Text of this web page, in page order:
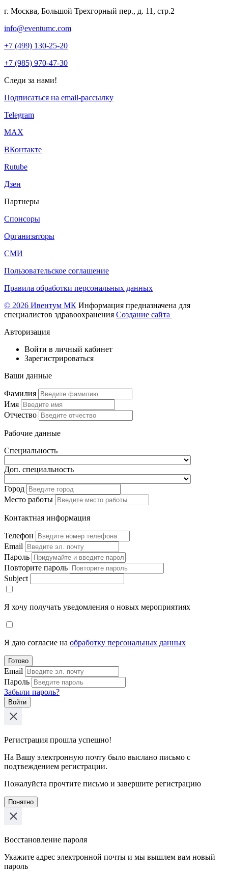
г. Москва, Большой Трехгорный пер., д. 11, стр.2
info@eventumc.com
+7 (499) 130-25-20
+7 (985) 970-47-30
Следи за нами!
Подписаться на email-рассылку
Telegram
МАХ
ВКонтакте
Rutube
Дзен
Партнеры
Спонсоры
Организаторы
СМИ
Пользовательское соглашение
Правила обработки персональных данных
© 2026 Ивентум МК Информация предназначена для
специалистов здравоохранения Создание сайта
Авторизация
Войти в личный кабинет
Зарегистрироваться
Ваши данные
Фамилия
Имя
Отчество
Рабочие данные
Специальность
Доп. специальность
Город
Место работы
Контактная информация
Телефон
Email
Пароль
Повторите пароль
Subject
Я хочу получать уведомления о новых мероприятиях
Я даю согласие на обработку персональных данных
Готово
Email
Пароль
Забыли пароль?
Войти
Регистрация прошла успешно!
На Вашу электронную почту было выслано письмо с
подтвеждением регистрации.
Пожалуйста прочтите письмо и завершите регистрацию
Понятно
Восстановление пароля
Укажите адрес электронной почты и мы вышлем вам новый
пароль